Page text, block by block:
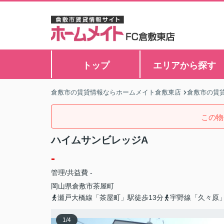
トップ エリアから探す
倉敷市の賃貸情報ならホームメイト倉敷東店 倉敷市の賃
この
ハイムサンビレッジA
-
管理/共益費 -
岡山県倉敷市茶屋町
瀬戸大橋線「茶屋町」駅徒歩13分
宇野線「久々原
1/4